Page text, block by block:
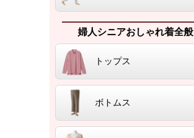
婦人シニアおしゃれ着全般
トップス
ボトムス